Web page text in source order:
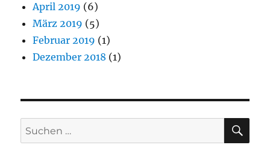
April 2019 (6)
März 2019 (5)
Februar 2019 (1)
Dezember 2018 (1)
Suchen
nach: